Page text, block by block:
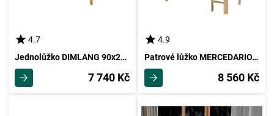
4.7
Jednolůžko DIMLANG 90x200 cm, masiv smrk
7 740 Kč
4.9
Patrové lůžko MERCEDARIO, masiv smrk
8 560 Kč